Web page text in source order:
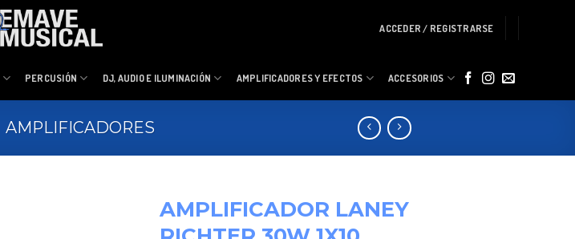
ACCEDER / REGISTRARSE
PERCUSIÓN DJ, AUDIO E ILUMINACIÓN AMPLIFICADORES Y EFECTOS ACCESORIOS
AMPLIFICADORES
AMPLIFICADOR LANEY